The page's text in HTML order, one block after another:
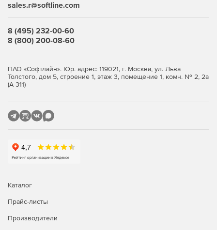
sales.r@softline.com
8 (495) 232-00-60
8 (800) 200-08-60
ПАО «Софтлайн». Юр. адрес: 119021, г. Москва, ул. Льва
Толстого, дом 5, строение 1, этаж 3, помещение 1, комн. № 2, 2а
(А-311)
Каталог
Прайс-листы
Производители